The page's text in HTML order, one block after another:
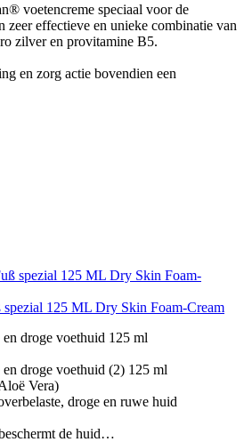
voetencreme speciaal voor de
zeer effectieve en unieke combinatie van
zilver en provitamine B5.
en zorg actie bovendien een
125 ML Dry Skin Foam-Cream
droge voethuid 125 ml
droge voethuid (2) 125 ml
Vera)
droge en ruwe huid
de huid…